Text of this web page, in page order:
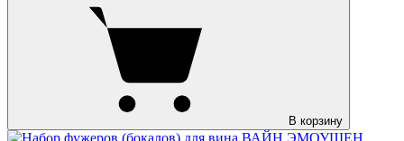
В корзину